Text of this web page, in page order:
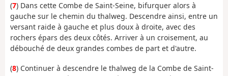
(7) Dans cette Combe de Saint-Seine, bifurquer alors à
gauche sur le chemin du thalweg. Descendre ainsi, entre un
versant raide à gauche et plus doux à droite, avec des
rochers épars des deux côtés. Arriver à un croisement, au
débouché de deux grandes combes de part et d'autre.
(8) Continuer à descendre le thalweg de la Combe de Saint-